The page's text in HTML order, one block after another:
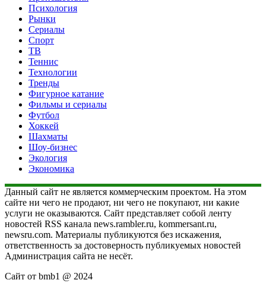
Психология
Рынки
Сериалы
Спорт
ТВ
Теннис
Технологии
Тренды
Фигурное катание
Фильмы и сериалы
Футбол
Хоккей
Шахматы
Шоу-бизнес
Экология
Экономика
Данный сайт не является коммерческим проектом. На этом
сайте ни чего не продают, ни чего не покупают, ни какие
услуги не оказываются. Сайт представляет собой ленту
новостей RSS канала news.rambler.ru, kommersant.ru,
newsru.com. Материалы публикуются без искажения,
ответственность за достоверность публикуемых новостей
Администрация сайта не несёт.
Сайт от bmb1 @ 2024